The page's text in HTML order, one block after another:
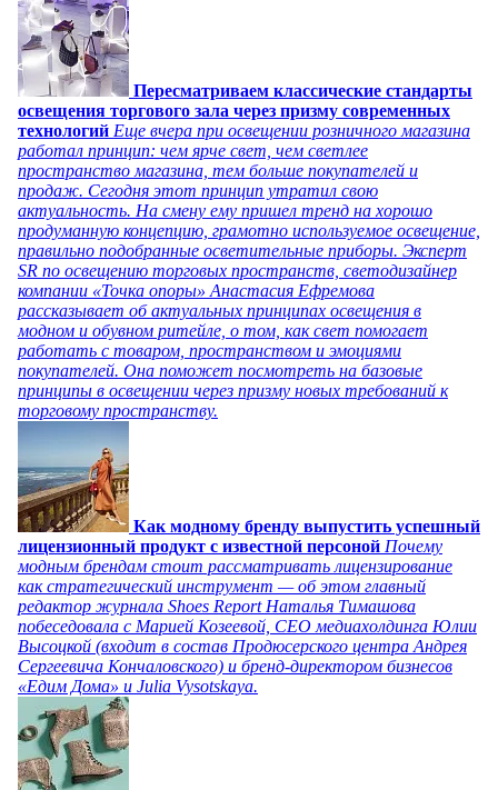
Пересматриваем классические стандарты
освещения торгового зала через призму современных
технологий Еще вчера при освещении розничного магазина
работал принцип: чем ярче свет, чем светлее
пространство магазина, тем больше покупателей и
продаж. Сегодня этот принцип утратил свою
актуальность. На смену ему пришел тренд на хорошо
продуманную концепцию, грамотно используемое освещение,
правильно подобранные осветительные приборы. Эксперт
SR по освещению торговых пространств, светодизайнер
компании «Точка опоры» Анастасия Ефремова
рассказывает об актуальных принципах освещения в
модном и обувном ритейле, о том, как свет помогает
работать с товаром, пространством и эмоциями
покупателей. Она поможет посмотреть на базовые
принципы в освещении через призму новых требований к
торговому пространству.
Как модному бренду выпустить успешный
лицензионный продукт с известной персоной Почему
модным брендам стоит рассматривать лицензирование
как стратегический инструмент — об этом главный
редактор журнала Shoes Report Наталья Тимашова
побеседовала с Марией Козеевой, СЕО медиахолдинга Юлии
Высоцкой (входит в состав Продюсерского центра Андрея
Сергеевича Кончаловского) и бренд-директором бизнесов
«Едим Дома» и Julia Vysotskaya.